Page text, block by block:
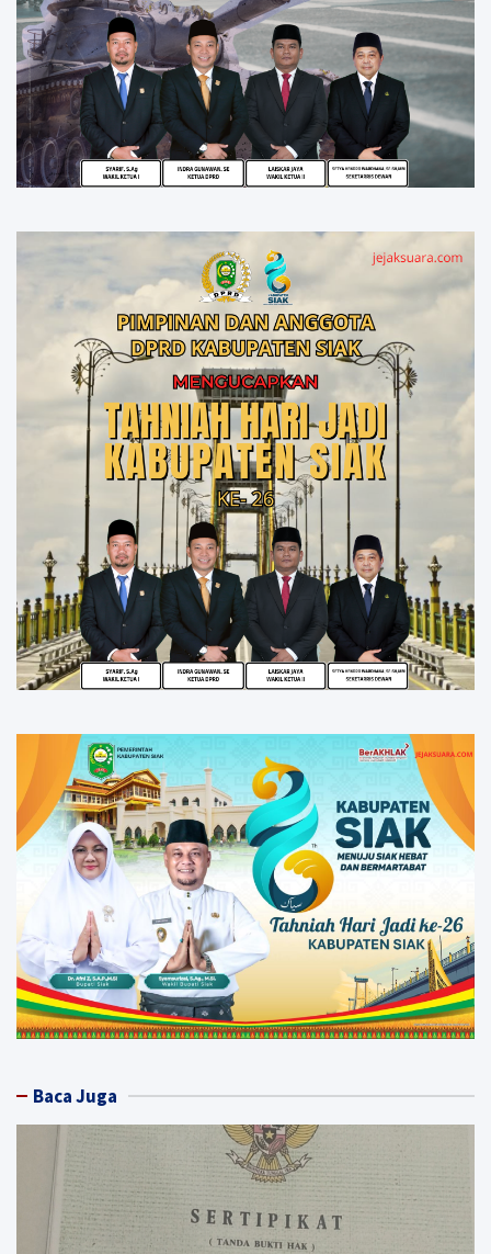
Baca Juga